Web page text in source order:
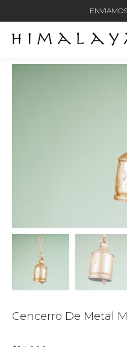
Cencerro De Metal